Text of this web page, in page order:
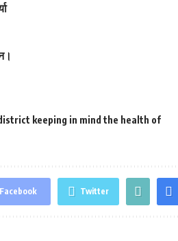
keeping in mind the health of
Facebook Twitter